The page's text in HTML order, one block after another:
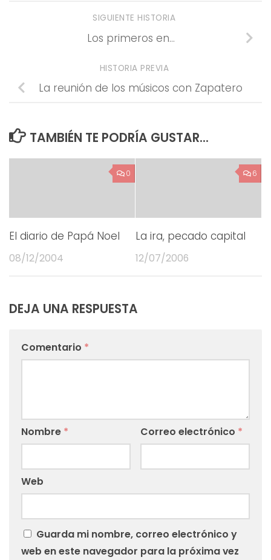
SIGUIENTE HISTORIA
Los primeros en…
HISTORIA PREVIA
La reunión de los músicos con Zapatero
TAMBIÉN TE PODRÍA GUSTAR...
0
El diario de Papá Noel
08/12/2004
6
La ira, pecado capital
12/07/2006
DEJA UNA RESPUESTA
Comentario *
Nombre * Correo electrónico *
Web
Guarda mi nombre, correo electrónico y
web en este navegador para la próxima vez